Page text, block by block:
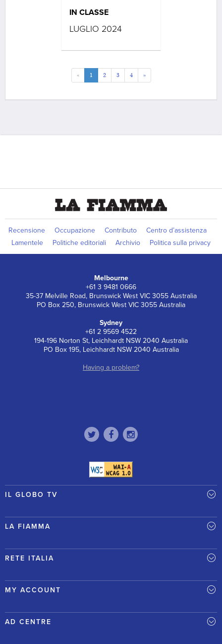
IN CLASSE
LUGLIO 2024
« 1 2 3 4 »
Recensione Occupazione Contributo
Centro d’assistenza
Lamentele
Politiche editoriali Archivio Politica sulla privacy
Melbourne
+61 3 9481 0666
35-37 Melville Road, Brunswick West VIC 3055 Australia
PO Box 250, Brunswick West VIC 3055 Australia
Sydney
+61 2 9569 4522
194-196 Norton St, Leichhardt NSW 2040 Australia
PO Box 195, Leichhardt NSW 2040 Australia
Having a problem?
IL GLOBO TV
LA FIAMMA
RETE ITALIA
MY ACCOUNT
AD CENTRE